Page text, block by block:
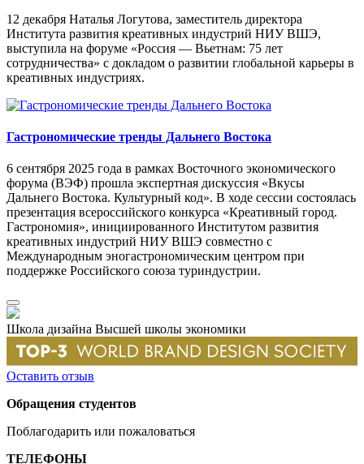
12 декабря Наталья Логутова, заместитель директора
Института развития креативных индустрий НИУ ВШЭ,
выступила на форуме «Россия — Вьетнам: 75 лет
сотрудничества» с докладом о развитии глобальной карьеры в
креативных индустриях.
Гастрономические тренды Дальнего Востока
6 сентября 2025 года в рамках Восточного экономического
форума (ВЭФ) прошла экспертная дискуссия «Вкусы
Дальнего Востока. Культурный код». В ходе сессии состоялась
презентация всероссийского конкурса «Креативный город.
Гастрономия», инициированного Институтом развития
креативных индустрий НИУ ВШЭ совместно с
Международным эногастрономическим центром при
поддержке Российского союза туриндустрии.
Школа дизайна Высшей школы экономики
Оставить отзыв
Обращения студентов
Поблагодарить или пожаловаться
ТЕЛЕФОНЫ